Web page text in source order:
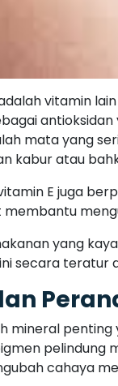
vitamin
mata yang
kabur atau
E juga
membantu
yang
secara teratur
mineral
pelindung
cahaya